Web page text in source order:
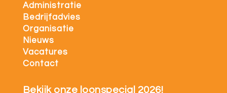
Administratie
Bedrijfadvies
Organisatie
Nieuws
Vacatures
Contact
Bekijk onze loonspecial 2026!